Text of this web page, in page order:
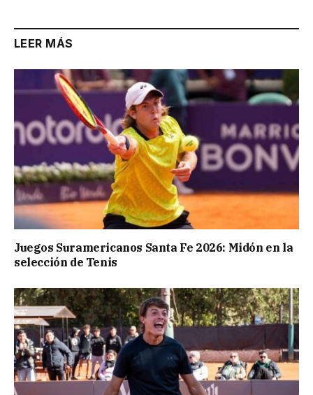
LEER MÁS
Juegos Suramericanos Santa Fe 2026: Midón en la
selección de Tenis